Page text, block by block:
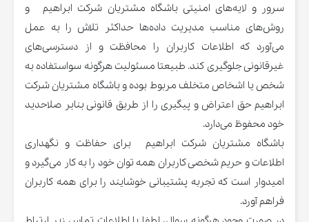
سرور و لایه‌های امنیتی باشگاه مشتریان شرکت ابراهیم و
روش‌های مناسب مدیریت داده‌ها حداکثر تلاش را به عمل
می‌آورد که اطلاعات کاربران را محافظت و از دسترسی‌های
غیرقانونی جلوگیری کند. طبیعتا مسئولیت هرگونه سواستفاده به
شخص یا اشخاص متخلف مربوط بوده و باشگاه مشتریان شرکت
ابراهیم حق اعتراض و پیگیری را از طریق قانونی بنابر صلاحدید
خود محفوظ می‌دارد.
باشگاه مشتریان شرکت ابراهیم برای حفاظت و نگهداری
اطلاعات و حریم شخصی کاربران همه توان خود را به کار می‌گیرد و
امیدوار است که تجربه پشتیبانی خوشایند را برای همه کاربران
فراهم آورد.